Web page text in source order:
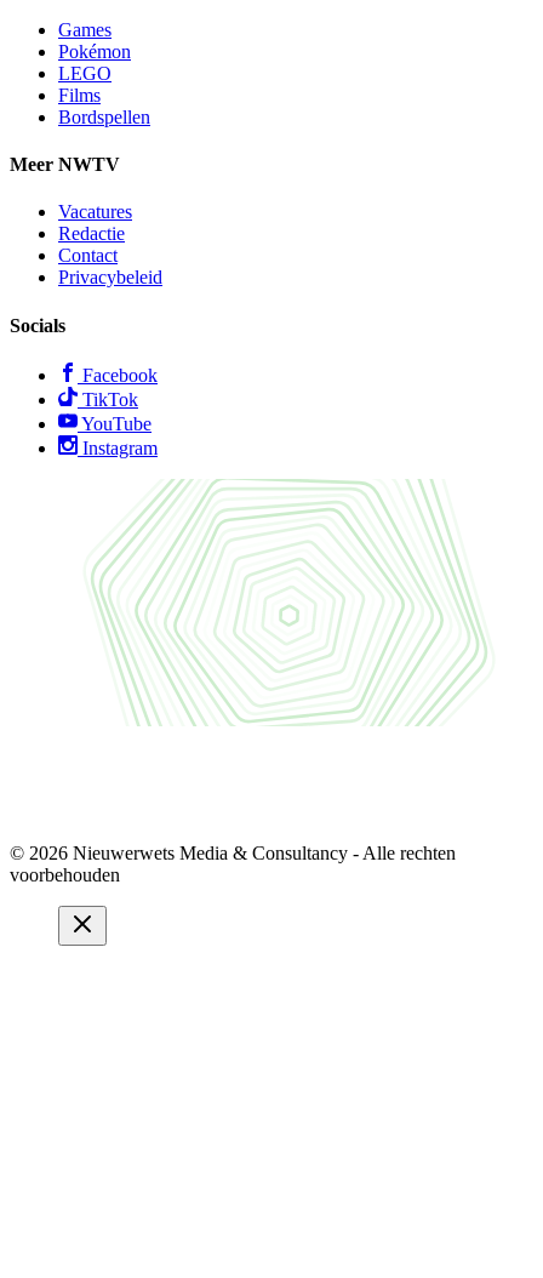
Games
Pokémon
LEGO
Films
Bordspellen
Meer NWTV
Vacatures
Redactie
Contact
Privacybeleid
Socials
Facebook
TikTok
YouTube
Instagram
© 2026 Nieuwerwets Media & Consultancy - Alle rechten
voorbehouden